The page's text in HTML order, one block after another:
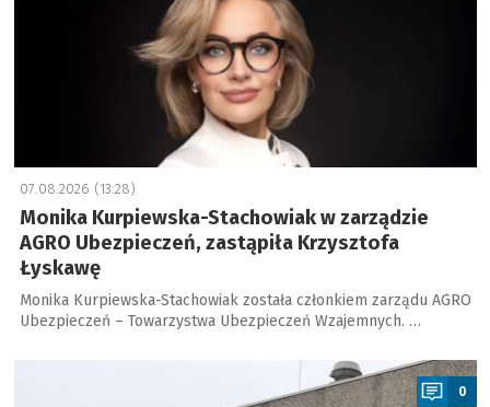
07.08.2026 (13:28)
Monika Kurpiewska-Stachowiak w zarządzie
AGRO Ubezpieczeń, zastąpiła Krzysztofa
Łyskawę
Monika Kurpiewska-Stachowiak została członkiem zarządu AGRO
Ubezpieczeń – Towarzystwa Ubezpieczeń Wzajemnych. …
0